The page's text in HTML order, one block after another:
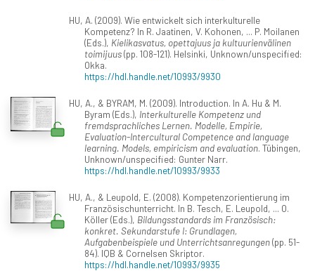
HU, A. (2009). Wie entwickelt sich interkulturelle
Kompetenz? In R. Jaatinen, V. Kohonen, ... P. Moilanen
(Eds.), Kielikasvatus, opettajuus ja kultuurienvälinen
toimijuus(pp. 108-121). Helsinki, Unknown/unspecified:
Okka.
https://hdl.handle.net/10993/9930
HU, A., & BYRAM, M. (2009). Introduction. In A. Hu & M.
Byram (Eds.), Interkulturelle Kompetenz und
fremdsprachliches Lernen. Modelle, Empirie,
Evaluation-Intercultural Competence and language
learning. Models, empiricism and evaluation. Tübingen,
Unknown/unspecified: Gunter Narr.
https://hdl.handle.net/10993/9933
HU, A., & Leupold, E. (2008). Kompetenzorientierung im
Französischunterricht. In B. Tesch, E. Leupold, ... O.
Köller (Eds.), Bildungsstandards im Französisch:
konkret. Sekundarstufe I: Grundlagen,
Aufgabenbeispiele und Unterrichtsanregungen(pp. 51-
84). IQB & Cornelsen Skriptor.
https://hdl.handle.net/10993/9935